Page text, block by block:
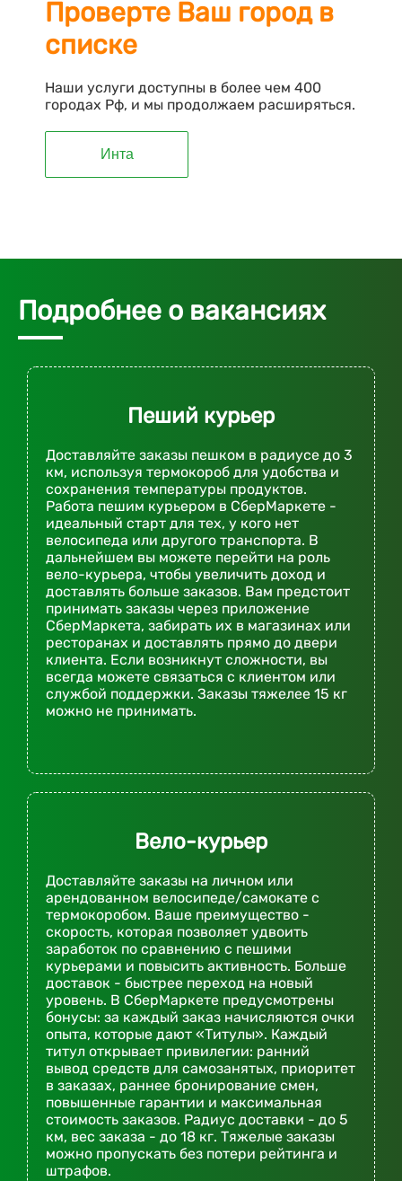
Проверте Ваш город в
списке
Наши услуги доступны в более чем 400
городах Рф, и мы продолжаем расширяться.
Инта
Подробнее о вакансиях
Пеший курьер
Доставляйте заказы пешком в радиусе до 3
км, используя термокороб для удобства и
сохранения температуры продуктов.
Работа пешим курьером в СберМаркете -
идеальный старт для тех, у кого нет
велосипеда или другого транспорта. В
дальнейшем вы можете перейти на роль
вело-курьера, чтобы увеличить доход и
доставлять больше заказов. Вам предстоит
принимать заказы через приложение
СберМаркета, забирать их в магазинах или
ресторанах и доставлять прямо до двери
клиента. Если возникнут сложности, вы
всегда можете связаться с клиентом или
службой поддержки. Заказы тяжелее 15 кг
можно не принимать.
Вело-курьер
Доставляйте заказы на личном или
арендованном велосипеде/самокате с
термокоробом. Ваше преимущество -
скорость, которая позволяет удвоить
заработок по сравнению с пешими
курьерами и повысить активность. Больше
доставок - быстрее переход на новый
уровень. В СберМаркете предусмотрены
бонусы: за каждый заказ начисляются очки
опыта, которые дают «Титулы». Каждый
титул открывает привилегии: ранний
вывод средств для самозанятых, приоритет
в заказах, раннее бронирование смен,
повышенные гарантии и максимальная
стоимость заказов. Радиус доставки - до 5
км, вес заказа - до 18 кг. Тяжелые заказы
можно пропускать без потери рейтинга и
штрафов.